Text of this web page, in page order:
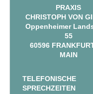
PRAXIS
CHRISTOPH VON
Oppenheimer
55
60596
MAIN
TELEFONISCHE
SPRECHZEITEN